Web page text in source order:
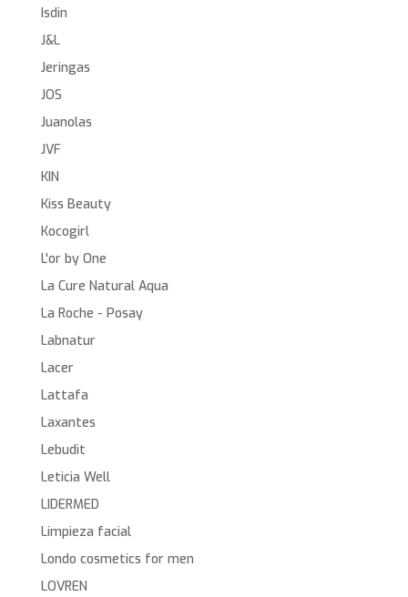
Isdin
J&L
Jeringas
JOS
Juanolas
JVF
KIN
Kiss Beauty
Kocogirl
L'or by One
La Cure Natural Aqua
La Roche - Posay
Labnatur
Lacer
Lattafa
Laxantes
Lebudit
Leticia Well
LIDERMED
Limpieza facial
Londo cosmetics for men
LOVREN